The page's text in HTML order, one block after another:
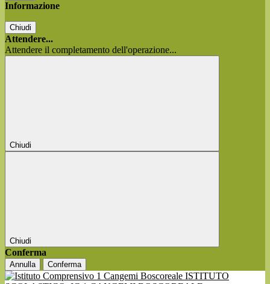
Informazione
Chiudi
Attendere...
Attendere il completamento dell'operazione...
Chiudi
Chiudi
Conferma
Annulla Conferma
ISTITUTO